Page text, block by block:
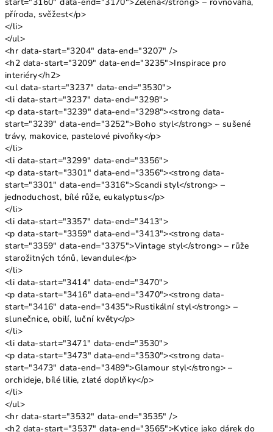
příroda, svěžest</p>
</li>
</ul>
<hr data-start="3204" data-end="3207" />
<h2 data-start="3209" data-end="3235">Inspirace pro
interiéry</h2>
<ul data-start="3237" data-end="3530">
<li data-start="3237" data-end="3298">
<p data-start="3239" data-end="3298"><strong data-
start="3239" data-end="3252">Boho styl</strong> – sušené
trávy, makovice, pastelové pivoňky</p>
</li>
<li data-start="3299" data-end="3356">
<p data-start="3301" data-end="3356"><strong data-
start="3301" data-end="3316">Scandi styl</strong> –
jednoduchost, bílé růže, eukalyptus</p>
</li>
<li data-start="3357" data-end="3413">
<p data-start="3359" data-end="3413"><strong data-
start="3359" data-end="3375">Vintage styl</strong> – růže
starožitných tónů, levandule</p>
</li>
<li data-start="3414" data-end="3470">
<p data-start="3416" data-end="3470"><strong data-
start="3416" data-end="3435">Rustikální styl</strong> –
slunečnice, obilí, luční květy</p>
</li>
<li data-start="3471" data-end="3530">
<p data-start="3473" data-end="3530"><strong data-
start="3473" data-end="3489">Glamour styl</strong> –
orchideje, bílé lilie, zlaté doplňky</p>
</li>
</ul>
<hr data-start="3532" data-end="3535" />
<h2 data-start="3537" data-end="3565">Kytice jako dárek do